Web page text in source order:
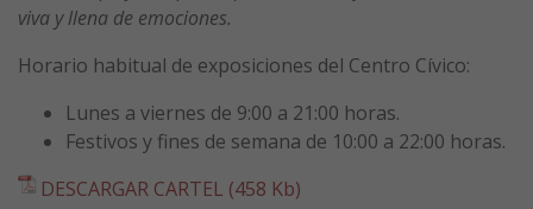
viva y llena de emociones.
Horario habitual de exposiciones del Centro Cívico:
Lunes a viernes de 9:00 a 21:00 horas.
Festivos y fines de semana de 10:00 a 22:00 horas.
DESCARGAR CARTEL (458 Kb)